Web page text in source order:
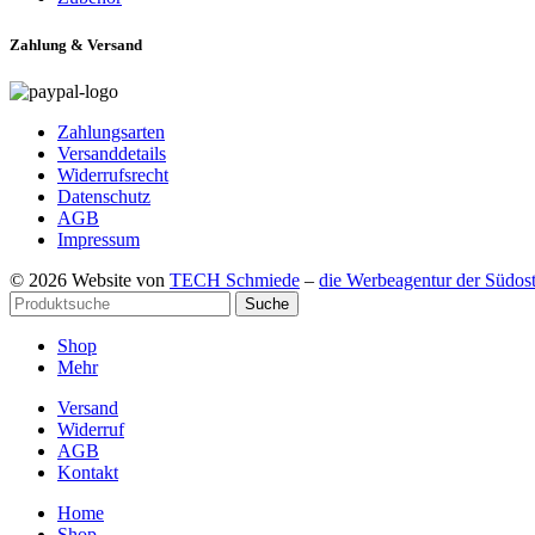
Zahlung & Versand
Zahlungsarten
Versanddetails
Widerrufsrecht
Datenschutz
AGB
Impressum
© 2026 Website von TECH Schmiede – die Werbeagentur der
Suche
Shop
Mehr
Versand
Widerruf
AGB
Kontakt
Home